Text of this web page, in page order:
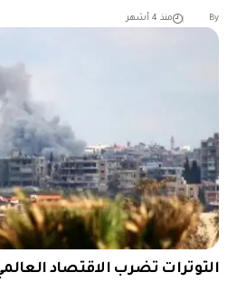
By منذ 4 أشهر
التوترات تضرب الاقتصاد